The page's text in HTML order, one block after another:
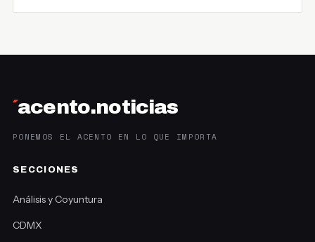
´acento.noticias
PONEMOS EL ACENTO EN LO QUE IMPORTA
SECCIONES
Análisis y Coyuntura
CDMX